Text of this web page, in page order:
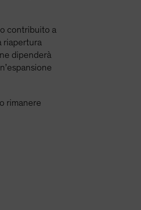
contribuito a
riapertura
dipenderà
rimanere